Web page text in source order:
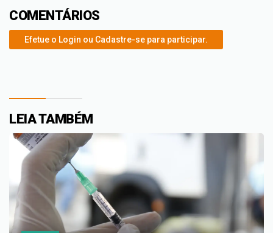
COMENTÁRIOS
Efetue o Login ou Cadastre-se para participar.
LEIA TAMBÉM